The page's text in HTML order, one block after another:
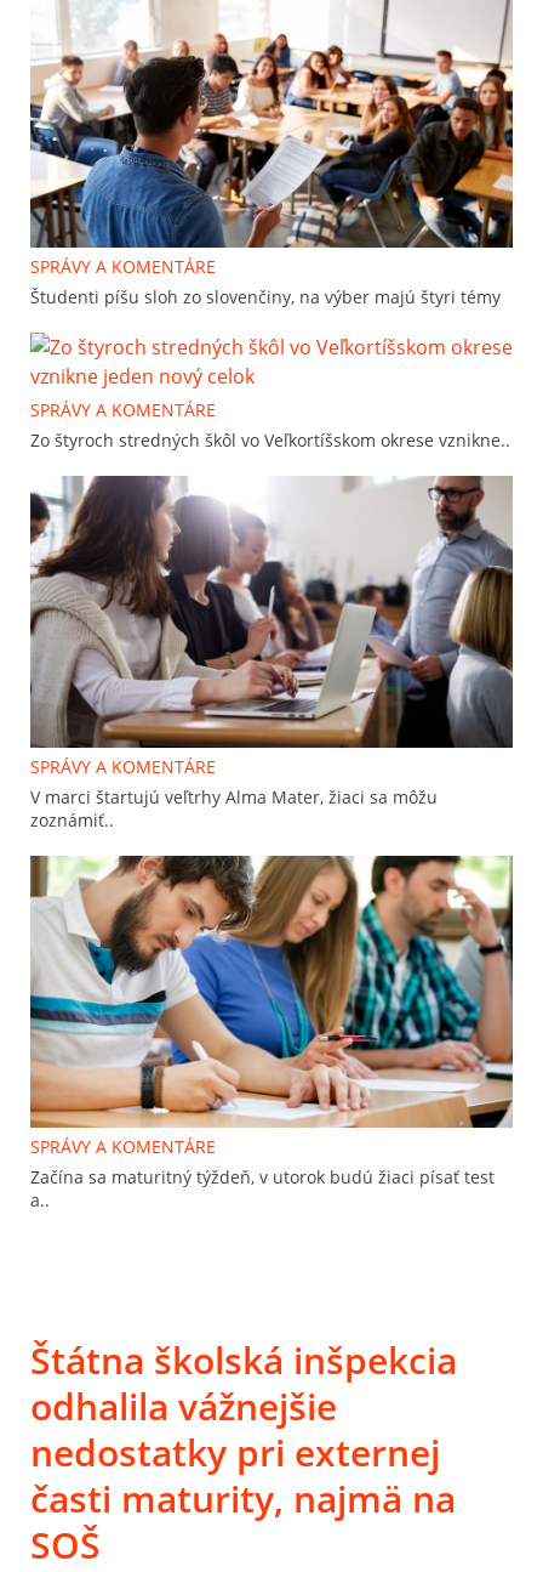
SPRÁVY A KOMENTÁRE
Študenti píšu sloh zo slovenčiny, na výber majú štyri témy
SPRÁVY A KOMENTÁRE
Zo štyroch stredných škôl vo Veľkortíšskom okrese vznikne..
SPRÁVY A KOMENTÁRE
V marci štartujú veľtrhy Alma Mater, žiaci sa môžu
zoznámiť..
SPRÁVY A KOMENTÁRE
Začína sa maturitný týždeň, v utorok budú žiaci písať test
a..
Štátna školská inšpekcia
odhalila vážnejšie
nedostatky pri externej
časti maturity, najmä na
SOŠ